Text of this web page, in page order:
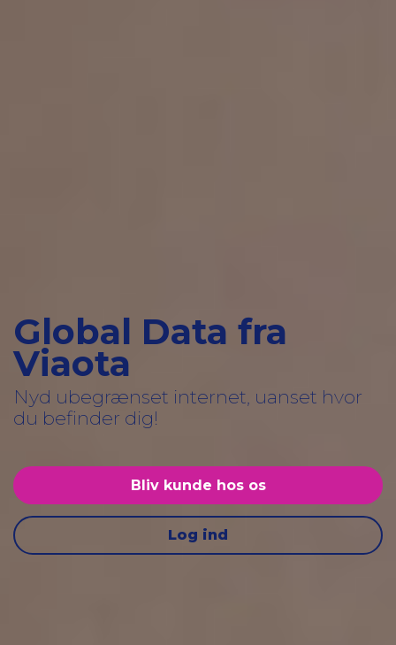
Global Data fra
Viaota
Nyd ubegrænset internet, uanset hvor
du befinder dig!
Bliv kunde hos os
Log ind